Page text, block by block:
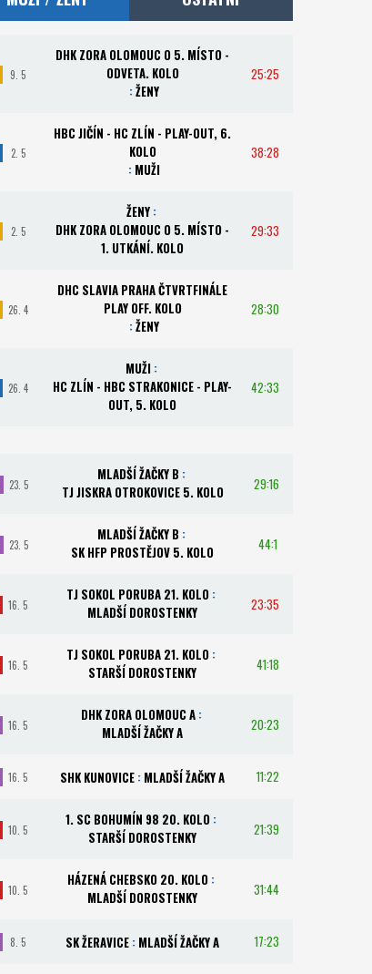
9. 5
DHK ZORA OLOMOUC O 5. MÍSTO -
ODVETA. KOLO
: ŽENY
25:25
2. 5
HBC JIČÍN - HC ZLÍN - PLAY-OUT, 6.
KOLO
: MUŽI
38:28
2. 5
ŽENY:
DHK ZORA OLOMOUC O 5. MÍSTO -
1. UTKÁNÍ. KOLO
29:33
26. 4
DHC SLAVIA PRAHA ČTVRTFINÁLE
PLAY OFF. KOLO
: ŽENY
28:30
26. 4
MUŽI :
HC ZLÍN - HBC STRAKONICE - PLAY-
OUT, 5. KOLO
42:33
23. 5
MLADŠÍ ŽAČKY B :
TJ JISKRA OTROKOVICE 5. KOLO
29:16
23. 5
MLADŠÍ ŽAČKY B :
SK HFP PROSTĚJOV 5. KOLO
44:1
16. 5
TJ SOKOL PORUBA 21. KOLO :
MLADŠÍ DOROSTENKY
23:35
16. 5
TJ SOKOL PORUBA 21. KOLO :
STARŠÍ DOROSTENKY
41:18
16. 5
DHK ZORA OLOMOUC A:
MLADŠÍ ŽAČKY A
20:23
16. 5 SHK KUNOVICE : MLADŠÍ ŽAČKY A 11:22
10. 5
1. SC BOHUMÍN 98 20. KOLO :
STARŠÍ DOROSTENKY
21:39
10. 5
HÁZENÁ CHEBSKO 20. KOLO :
MLADŠÍ DOROSTENKY
31:44
8. 5 SK ŽERAVICE : MLADŠÍ ŽAČKY A 17:23